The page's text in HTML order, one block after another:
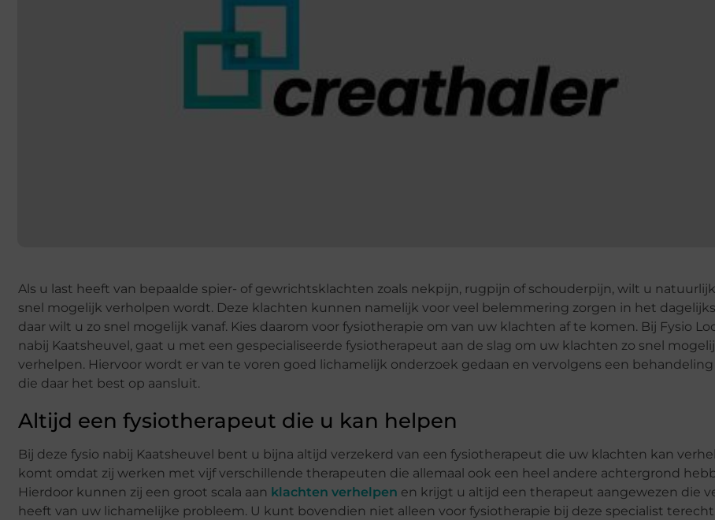
Als u last heeft van bepaalde spier- of gewrichtsklachten zoals nekpijn, rugpijn of schouderpijn, wilt u
snel mogelijk verholpen wordt. Deze klachten kunnen namelijk voor veel belemmering zorgen in het
daar wilt u zo snel mogelijk vanaf. Kies daarom voor fysiotherapie om van uw klachten af te komen. Bij Fysio
nabij Kaatsheuvel, gaat u met een gespecialiseerde fysiotherapeut aan de slag om uw klachten zo snel
verhelpen. Hiervoor wordt er van te voren goed lichamelijk onderzoek gedaan en vervolgens een
die daar het best op aansluit.
Altijd een fysiotherapeut die u kan helpen
Bij deze fysio nabij Kaatsheuvel bent u bijna altijd verzekerd van een fysiotherapeut die uw klachten kan
komt omdat zij werken met vijf verschillende therapeuten die allemaal ook een heel andere achtergrond
Hierdoor kunnen zij een groot scala aan klachten verhelpen en krijgt u altijd een therapeut aangewezen die
heeft van uw lichamelijke probleem. U kunt bovendien niet alleen voor fysiotherapie bij deze specialist